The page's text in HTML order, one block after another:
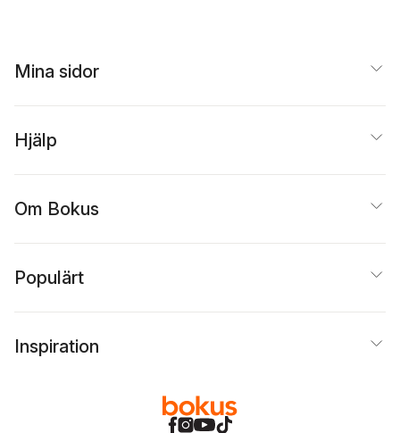
Mina sidor
Hjälp
Om Bokus
Populärt
Inspiration